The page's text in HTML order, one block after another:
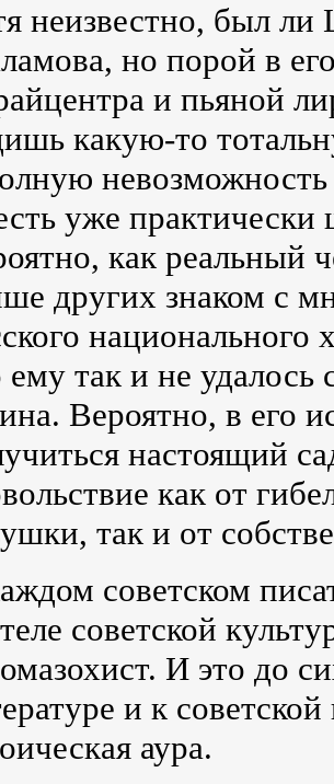
неизвестно, был
но порой в
и пьяной
какую-то
уже
как реальный
других знаком с
национального
ему так и не удалось
Вероятно, в его
настоящий
как от
так и от
советском
советской
И это до
и к
аура.